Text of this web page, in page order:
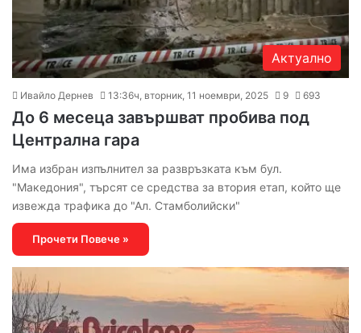
Актуално
Ивайло Дернев 13:36ч, вторник, 11 ноември, 2025 9 693
До 6 месеца завършват пробива под
Централна гара
Има избран изпълнител за развръзката към бул.
"Македония", търсят се средства за втория етап, който ще
извежда трафика до "Ал. Стамболийски"
Прочети Повече »